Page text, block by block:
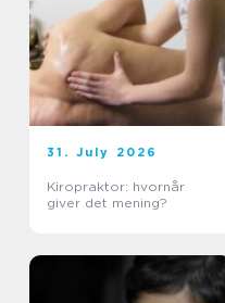
31. July 2026
Kiropraktor: hvornår
giver det mening?